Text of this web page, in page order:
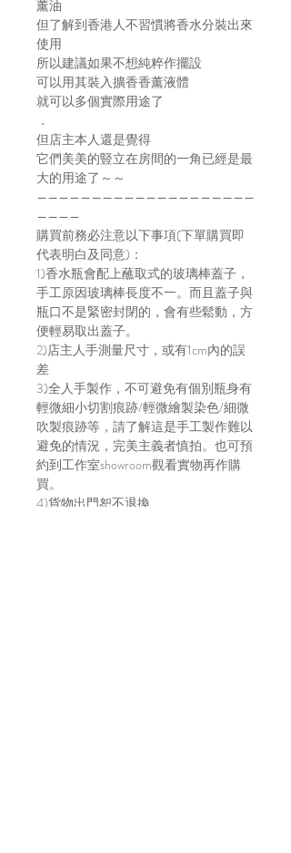
薰油
但了解到香港人不習慣將香水分裝出來
使用
所以建議如果不想純粹作擺設
可以用其裝入擴香香薰液體
就可以多個實際用途了
．
但店主本人還是覺得
它們美美的豎立在房間的一角已經是最
大的用途了～～
————————————————————
————
購買前務必注意以下事項(下單購買即
代表明白及同意)：
1)香水瓶會配上蘸取式的玻璃棒蓋子，
手工原因玻璃棒長度不一。而且蓋子與
瓶口不是緊密封閉的，會有些鬆動，方
便輕易取出蓋子。
2)店主人手測量尺寸，或有1cm內的誤
差
3)全人手製作，不可避免有個別瓶身有
輕微細小切割痕跡/輕微繪製染色/細微
吹製痕跡等，請了解這是手工製作難以
避免的情況，完美主義者慎拍。也可預
約到工作室showroom觀看實物再作購
買。
4)貨物出門恕不退換